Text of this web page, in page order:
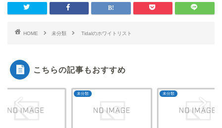
HOME 未分類 Tidalのホワイトリスト
こちらの記事もおすすめ
未分類 未分類